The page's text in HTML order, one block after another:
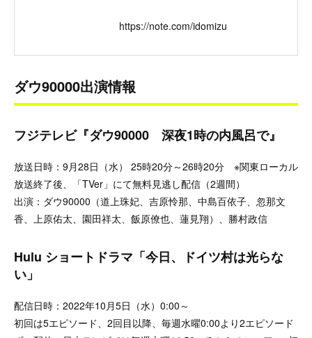
https://note.com/idomizu
ダウ90000出演情報
フジテレビ『ダウ90000 深夜1時の内風呂で』
放送日時：9月28日（水） 25時20分～26時20分 ※関東ローカル
放送終了後、「TVer」にて無料見逃し配信（2週間）
出演：ダウ90000（道上珠妃、吉原怜那、中島百依子、忽那文
香、上原佑太、園田祥太、飯原僚也、蓮見翔）、勝村政信
Hulu ショートドラマ「今日、ドイツ村は光らな
い」
配信日時：2022年10月5日（水）0:00～
初回は5エピソード、2回目以降、毎週水曜0:00より2エピソード